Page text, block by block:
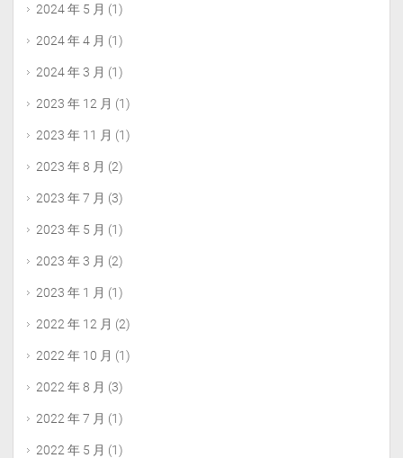
2024 年 5 月 (1)
2024 年 4 月 (1)
2024 年 3 月 (1)
2023 年 12 月 (1)
2023 年 11 月 (1)
2023 年 8 月 (2)
2023 年 7 月 (3)
2023 年 5 月 (1)
2023 年 3 月 (2)
2023 年 1 月 (1)
2022 年 12 月 (2)
2022 年 10 月 (1)
2022 年 8 月 (3)
2022 年 7 月 (1)
2022 年 5 月 (1)